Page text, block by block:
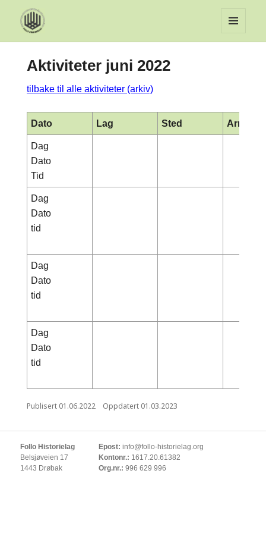
MENY
Aktiviteter juni 2022
tilbake til alle aktiviteter (arkiv)
Dato Lag Sted
Dag
Dato
Tid
Dag
Dato
tid
Dag
Dato
tid
Dag
Dato
tid
Publisert 01.06.2022 Oppdatert 01.03.2023
Follo Historielag
Belsjøveien 17
1443 Drøbak
Epost: info@follo-historielag.org
Kontonr.: 1617.20.61382
Org.nr.: 996 629 996